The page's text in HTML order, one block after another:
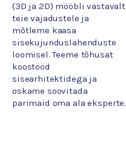
(3D ja 2D) mööbli vastavalt
teie vajadustele ja
mõtleme kaasa
sisekujunduslahenduste
loomisel. Teeme tõhusat
koostööd
sisearhitektidega ja
oskame soovitada
parimaid oma ala eksperte.